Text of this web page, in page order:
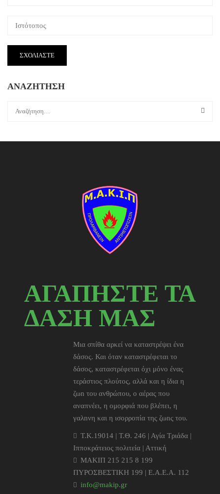
ΑΝΑΖΗΤΗΣΗ
ΑΓΑΠΗΣΤΕ ΤΑ
ΔΑΣΗ ΜΑΣ
Μια σπίθα αρκεί να καταστρέψει ένα
δάσος. Και όταν καταστρέφεται το
δάσος, καταστρέφεται όχι μόνο ένας
τεράστιος πλούτος, αλλά και η ίδια η
ζωn του ανθρώπου, ο αέρας που
αναπνέει, η ομορφιά που βλέπει, η
γαλnνη και η ισορροπία της ζωnς του.
T.K.19014 | Τ.Θ. 246 | Αγία Τριάδα |
Ιπποκράτειος πολιτεία | Αττική
ΜΑΚΙΠ 215 215 8 199
ΠΥΡΟΣΒΕΣΤΙΚΗ 199 | Ε.Α.Ε.Α. 112
info@makip.gr